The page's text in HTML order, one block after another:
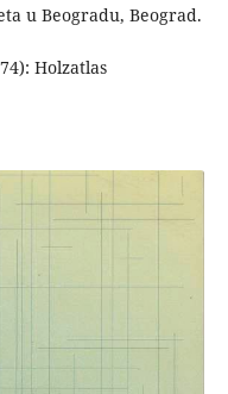
u Beogradu, Beograd.
Holzatlas